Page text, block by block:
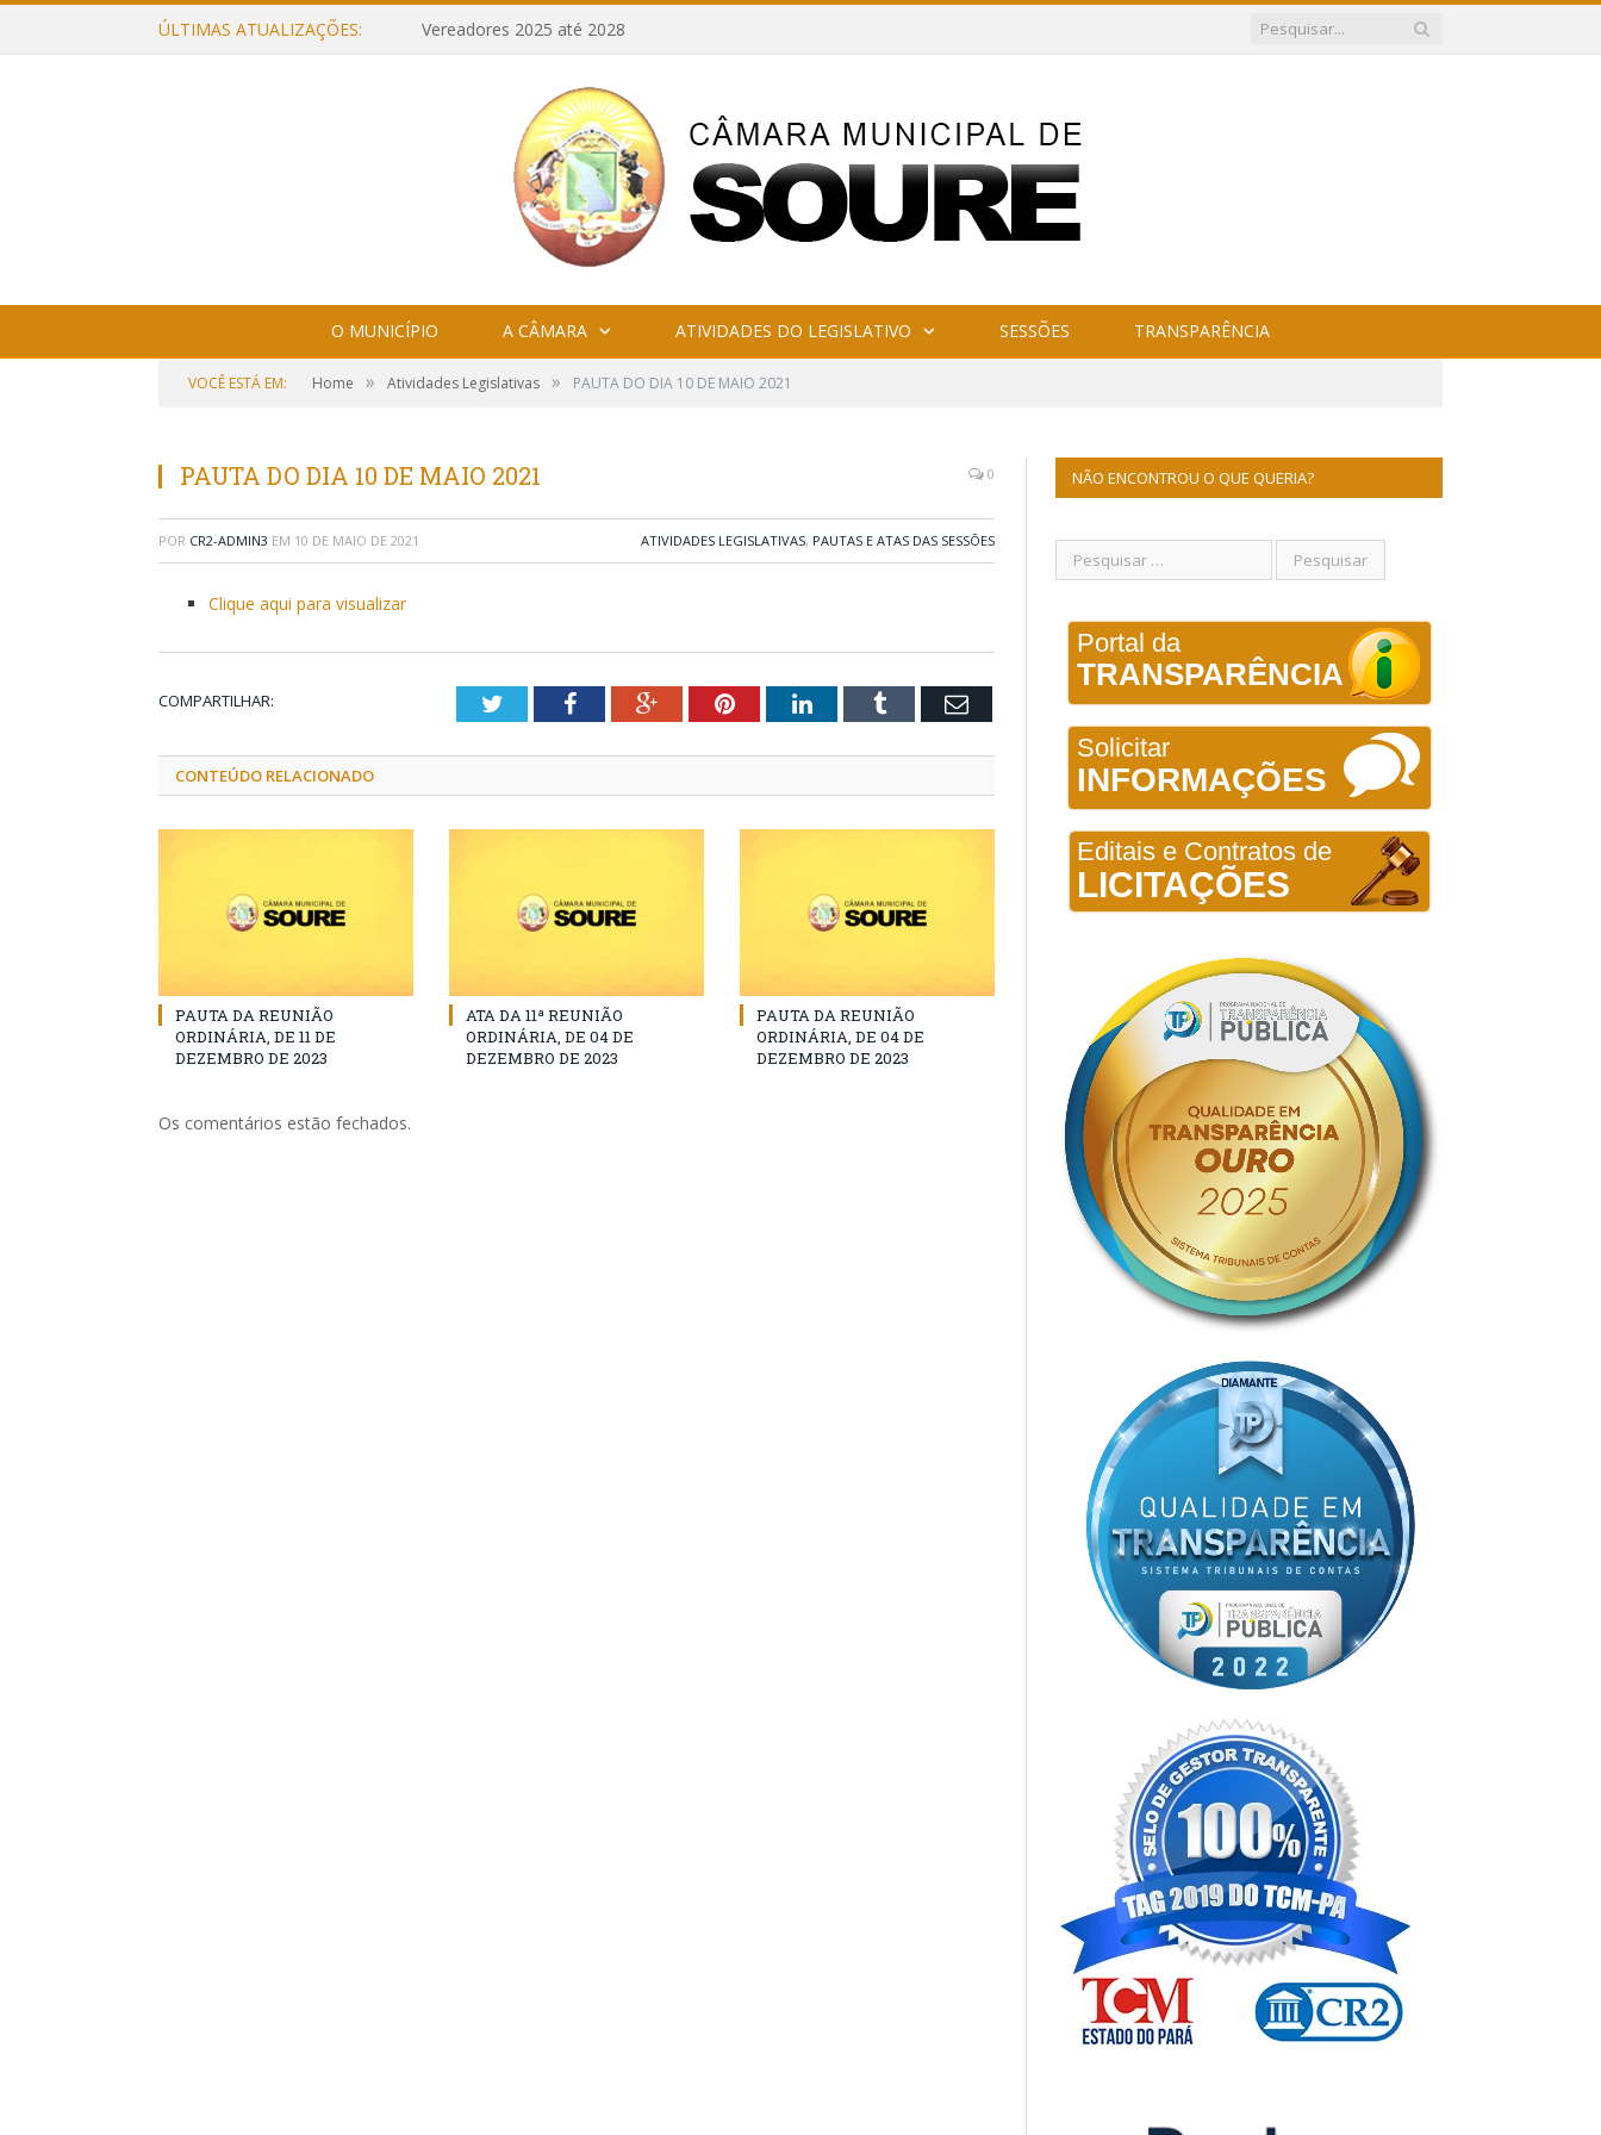
ÚLTIMAS ATUALIZAÇÕES: Vereadores 2025 até 2028
O MUNICÍPIO A CÂMARA ATIVIDADES DO LEGISLATIVO SESSÕES TRANSPARÊNCIA
VOCÊ ESTÁ EM: Home » Atividades Legislativas » PAUTA DO DIA 10 DE MAIO 2021
PAUTA DO DIA 10 DE MAIO 2021 0
POR CR2-ADMIN3 EM 10 DE MAIO DE 2021 ATIVIDADES LEGISLATIVAS, PAUTAS E ATAS DAS SESSÕES
Clique aqui para visualizar
COMPARTILHAR: TwitterFacebookGoogle+PinterestLinkedInTumblr Email
CONTEÚDO RELACIONADO
PAUTA DA REUNIÃO
ORDINÁRIA, DE 11 DE
DEZEMBRO DE 2023
ATA DA 11ª REUNIÃO
ORDINÁRIA, DE 04 DE
DEZEMBRO DE 2023
PAUTA DA REUNIÃO
ORDINÁRIA, DE 04 DE
DEZEMBRO DE 2023
Os comentários estão fechados.
NÃO ENCONTROU O QUE QUERIA?
Portal da
TRANSPARÊNCIA
Solicitar
INFORMAÇÕES
Editais e Contratos de
LICITAÇÕES